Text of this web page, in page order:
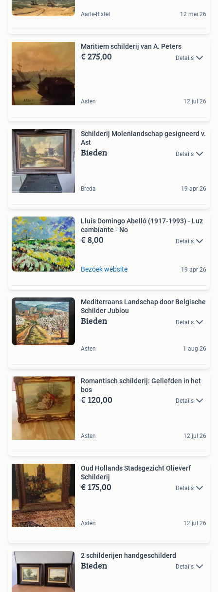
Aarle-Rixtel 12 mei 26
Maritiem schilderij van A. Peters
€ 275,00 Details
Asten 12 jul 26
Schilderij Molenlandschap gesigneerd v.
Ast
Bieden Details
Breda 19 apr 26
Lluís Domingo Abelló (1917-1993) - Luz
cambiante - No
€ 8,00 Details
Bezoek website 19 apr 26
Mediterraans Landschap door Belgische
Schilder Jublou
Bieden Details
Asten 1 aug 26
Romantisch schilderij: Geliefden in het
bos
€ 120,00 Details
Asten 12 jul 26
Oud Hollands Stadsgezicht Olieverf
Schilderij
€ 175,00 Details
Asten 12 jul 26
2 schilderijen handgeschilderd
Bieden Details